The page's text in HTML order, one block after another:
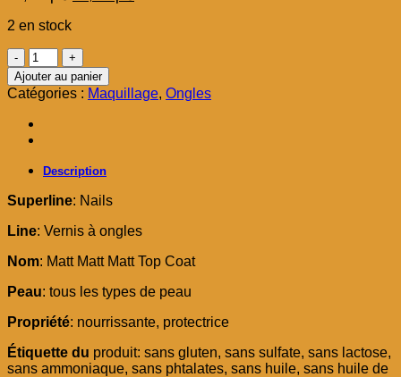
2 en stock
quantité
de
Essence
Matt
to
meet
Topcoat
Ajouter au panier
Catégories : Maquillage, Ongles
Description
Superline: Nails
Line: Vernis à ongles
Nom: Matt Matt Matt Top Coat
Peau: tous les types de peau
Propriété: nourrissante, protectrice
Étiquette du produit: sans gluten, sans sulfate, sans lactose,
sans ammoniaque, sans phtalates, sans huile, sans huile de